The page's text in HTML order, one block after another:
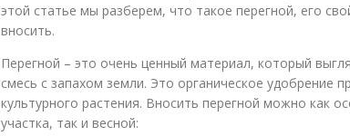
этой статье мы разберем, что такое перегной, его
вносить.
Перегной – это очень ценный материал, который
смесь с запахом земли. Это органическое удобрение
культурного растения. Вносить перегной можно как
участка, так и весной: